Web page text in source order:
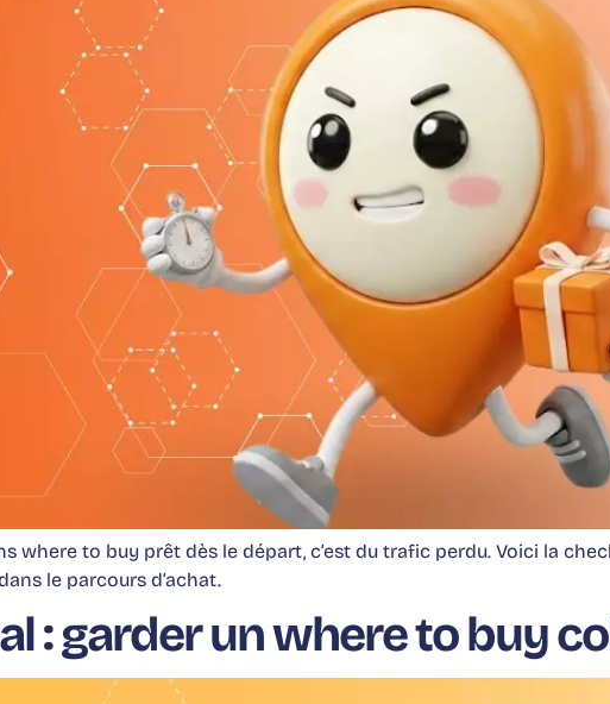
where to buy prêt dès le départ, c’est du trafic perdu. Voici la
le parcours d’achat.
: garder un where to buy